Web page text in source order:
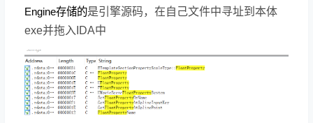
Engine存储的是引擎源码，在自己文件中寻址到本体
exe并拖入IDA中